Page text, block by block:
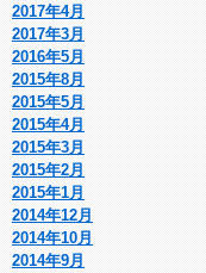
2017年4月
2017年3月
2016年5月
2015年8月
2015年5月
2015年4月
2015年3月
2015年2月
2015年1月
2014年12月
2014年10月
2014年9月